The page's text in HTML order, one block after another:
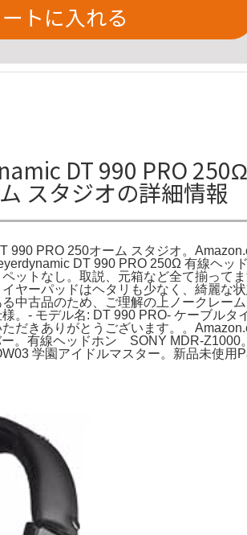
トに入れる
DT 990 PRO
スタジオの詳細情報
990 PRO 250オーム スタジオ。
DT 990 PRO 250Ω 有線ヘッ
ットなし。取説、元箱など全て揃っ
ヤーパッドはヘタリも少なく、綺麗な
中古品のため、ご理解の上ノークレー
。- モデル名: DT 990 PRO- ケーブル
だきありがとうございます。。
。有線ヘッドホン SONY MDR-Z1000
学園アイドルマスター。新品未使